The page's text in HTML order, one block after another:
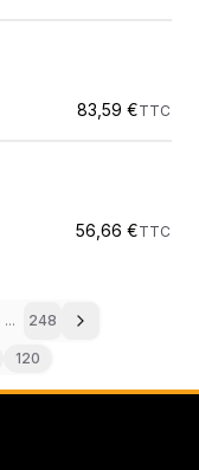
83,59 €TTC
56,66 €TTC
... 248
120